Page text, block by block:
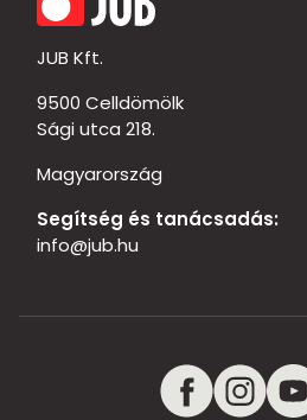
JUB Kft.
9500 Celldömölk
Sági utca 218.
Magyarország
Segítség és tanácsadás:
info@jub.hu